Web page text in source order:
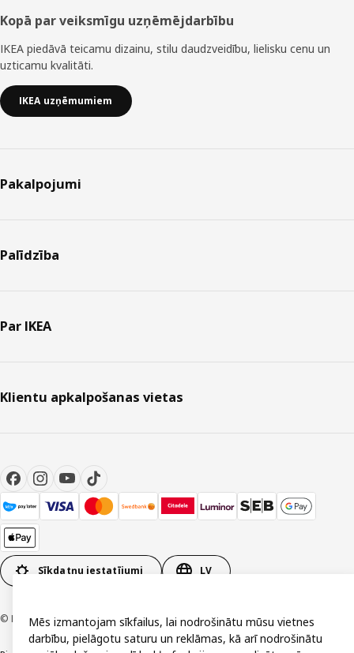
Kopā par veiksmīgu uzņēmējdarbību
IKEA piedāvā teicamu dizainu, stilu daudzveidību, lielisku cenu un
uzticamu kvalitāti.
IKEA uzņēmumiem
Pakalpojumi
Palīdzība
Par IKEA
Klientu apkalpošanas vietas
Sīkdatņu iestatījumi LV
© Inter IKEA Systems B.V. 1999-2026
Mēs izmantojam sīkfailus, lai nodrošinātu mūsu vietnes
darbību, pielāgotu saturu un reklāmas, kā arī nodrošinātu